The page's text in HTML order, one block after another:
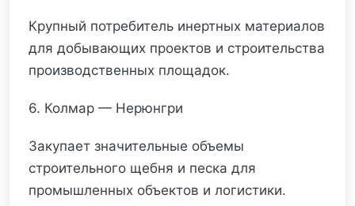
Крупный потребитель инертных материалов
для добывающих проектов и строительства
производственных площадок.
6. Колмар — Нерюнгри
Закупает значительные объемы
строительного щебня и песка для
промышленных объектов и логистики.